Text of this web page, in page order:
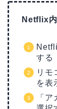
Netflix
する
リモ
を表
「